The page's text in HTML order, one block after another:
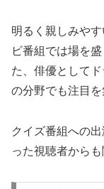
明るく親しみや
ビ番組では場を
た、俳優として
の分野でも注目を
クイズ番組への
った視聴者から